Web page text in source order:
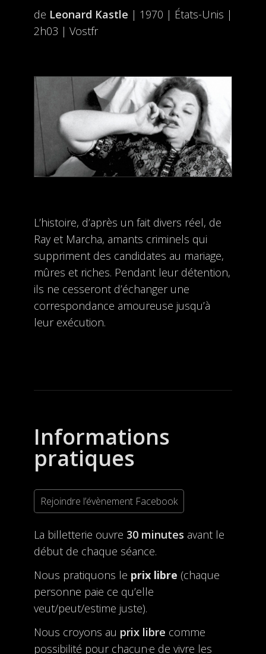
de Leonard Kastle | 1970 | États-Unis |
2h03 | Vostfr
L’histoire, d’après un fait divers réel, de
Ray et Marcha, amants criminels qui
suppriment des candidates au mariage,
mûres et riches. Pendant leur détention,
ils ne cesseront d’échanger une
correspondance amoureuse jusqu’à
leur exécution.
Informations
pratiques
Rejoindre l’évènement Facebook
La billetterie ouvre 30 minutes avant le
début de chaque séance.
Nous pratiquons le prix libre (chaque
personne paie ce qu’elle
veut/peut/estime juste).
Nous croyons au prix libre comme
possibilité pour chacun·e de vivre les